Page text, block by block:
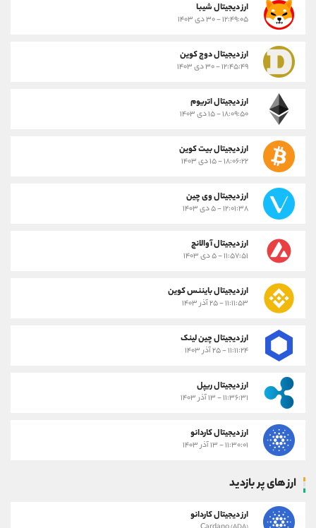
ارز ديجيتال شیبا
۱۲:۴۹:۰۵ - ۳۰ دی ۱۴۰۳
ارز دیجیتال دوج کوین
۱۲:۴۵:۴۹ - ۳۰ دی ۱۴۰۳
ارز دیجیتال اتریوم
۱۸:۰۹:۵۰ - ۱۵ دی ۱۴۰۳
ارز دیجیتال بیت کوین
۱۸:۰۶:۲۲ - ۱۵ دی ۱۴۰۳
ارز دیجیتال وی چین
۱۲:۰۱:۳۸ - ۵ دی ۱۴۰۳
ارز دیجیتال آوالانچ
۱۱:۵۷:۵۱ - ۵ دی ۱۴۰۳
ارز دیجیتال بایننس کوین
۱۱:۱۱:۵۳ - ۲۵ آذر ۱۴۰۳
ارز دیجیتال چین لینک
۱۱:۱۱:۲۴ - ۲۵ آذر ۱۴۰۳
ارز دیجیتال ریپل
۱۱:۳۶:۳۱ - ۱۳ آذر ۱۴۰۳
ارز دیجیتال کاردانو
۱۱:۳۰:۰۱ - ۱۳ آذر ۱۴۰۳
ارز های پر بازدید
ارز دیجیتال کاردانو